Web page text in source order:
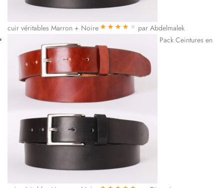
cuir véritables Marron + Noire
par Abdelmalek
Pack Ceintures en